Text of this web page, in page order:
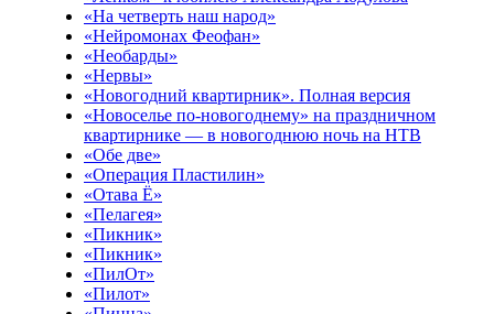
«На четверть наш народ»
«Нейромонах Феофан»
«Необарды»
«Нервы»
«Новогодний квартирник». Полная версия
«Новоселье по-новогоднему» на праздничном
квартирнике — в новогоднюю ночь на НТВ
«Обе две»
«Операция Пластилин»
«Отава Ё»
«Пелагея»
«Пикник»
«Пикник»
«ПилОт»
«Пилот»